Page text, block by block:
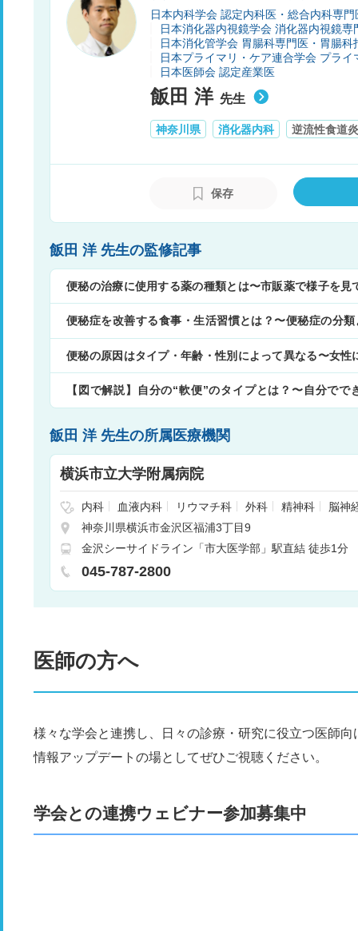
日本内科学会 認定内科医・総合内科専門
日本消化器内視鏡学会 消化器内視鏡
日本消化管学会 胃腸科専門医・胃腸科
日本プライマリ・ケア連合学会 プラ
日本医師会 認定産業医
飯田 洋 先生
神奈川県 消化器内科 逆流性食道炎
保存
飯田 洋 先生の監修記事
便秘の治療に使用する薬の種類とは〜市販薬で様子を見
便秘症を改善する食事・生活習慣とは？〜便秘症の分
便秘の原因はタイプ・年齢・性別によって異なる〜女性
【図で解説】自分の“軟便”のタイプとは？〜自分で
飯田 洋 先生の所属医療機関
横浜市立大学附属病院
内科 血液内科 リウマチ科 外科 精神科
脳神
消化器外科
腎臓内科 心臓血管外科
皮膚科
泌尿器科 産婦人科
ン科
歯科 矯正歯科 歯科口腔外科 麻酔科
乳
循環器内科
緩和ケア内科
尿病内科
内分泌内科
線治療科
児童精神科 総合診療科 病理診断科
がんゲノム診断科
神奈川県横浜市金沢区福浦3丁目9
金沢シーサイドライン「市大医学部」駅直結 徒歩1分
045-787-2800
医師の方へ
様々な学会と連携し、日々の診療・研究に役立つ医師
情報アップデートの場としてぜひご視聴ください。
学会との連携ウェビナー参加募集中